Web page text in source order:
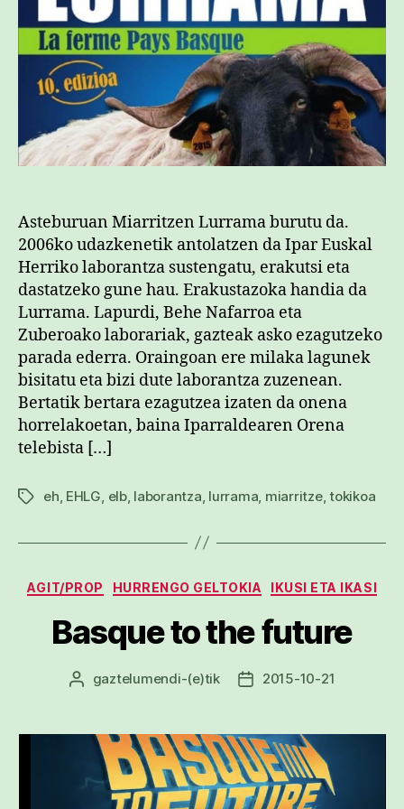
Asteburuan Miarritzen Lurrama burutu da.
2006ko udazkenetik antolatzen da Ipar Euskal
Herriko laborantza sustengatu, erakutsi eta
dastatzeko gune hau. Erakustazoka handia da
Lurrama. Lapurdi, Behe Nafarroa eta
Zuberoako laborariak, gazteak asko ezagutzeko
parada ederra. Oraingoan ere milaka lagunek
bisitatu eta bizi dute laborantza zuzenean.
Bertatik bertara ezagutzea izaten da onena
horrelakoetan, baina Iparraldearen Orena
telebista […]
Etiketak
eh, EHLG, elb, laborantza, lurrama, miarritze,tokikoa
Kategoriak
AGIT/PROP HURRENGO GELTOKIA IKUSI ETA IKASI
Basque to the future
Argitalpenaren
gaztelumendi-(e)tik
Argitalpenaren
2015-10-21